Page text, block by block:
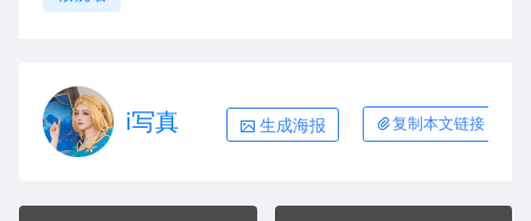
i写真 生成海报 复制本文链接